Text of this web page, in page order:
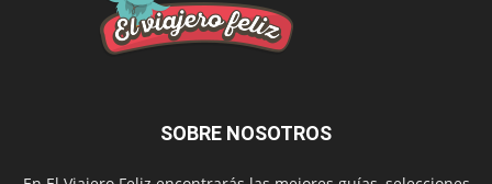
SOBRE NOSOTROS